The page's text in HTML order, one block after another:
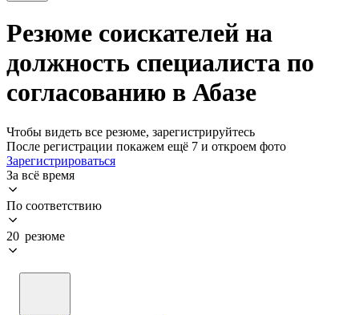
Резюме соискателей на
должность специалиста по
согласованию в Абазе
Чтобы видеть все резюме, зарегистрируйтесь
После регистрации покажем ещё 7 и откроем фото
Зарегистрироваться
За всё время
По соответствию
20 резюме